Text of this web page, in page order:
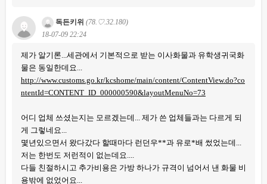
독든키위 (78.♡.32.180)
18-07-09 22:24
제가 알기론...세관에서 기본적으로 받는 이사화물과 유학생귀국화
물은 동일한데요...
http://www.customs.go.kr/kcshome/main/content/ContentView.do?co
ntentId=CONTENT_ID_000000590&layoutMenuNo=73
어디 업체 쓰셨는지는 모르겠는데... 제가 쓴 업체들과는 다르게 되
게 그렇네요...
몇년있으면서 왔다갔다 할때마다 런던우**과 유로*배 썼었는데...
저는 한번도 저런적이 없는데요....
다들 친절하시고 추가비용은 가방 하나가 규격이 넘어서 낸 화물 비
용밖에 없었어요...